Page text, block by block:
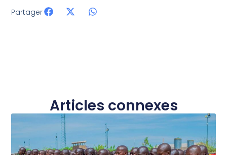
Partager
Articles connexes